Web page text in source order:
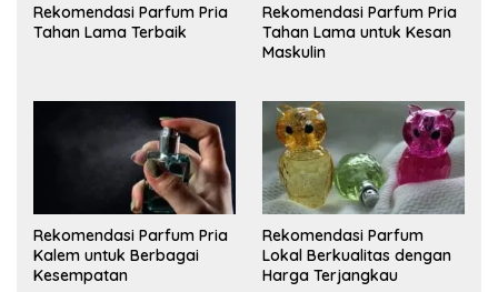
Rekomendasi Parfum Pria
Tahan Lama Terbaik
Rekomendasi Parfum Pria
Tahan Lama untuk Kesan
Maskulin
Rekomendasi Parfum Pria
Kalem untuk Berbagai
Kesempatan
Rekomendasi Parfum
Lokal Berkualitas dengan
Harga Terjangkau